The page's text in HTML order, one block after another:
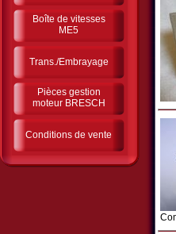
Boîte de vitesses
ME5
Trans./Embrayage
Pièces gestion
moteur BRESCH
Conditions de vente